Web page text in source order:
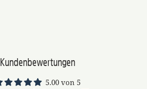
Kundenbewertungen
5.00 von 5